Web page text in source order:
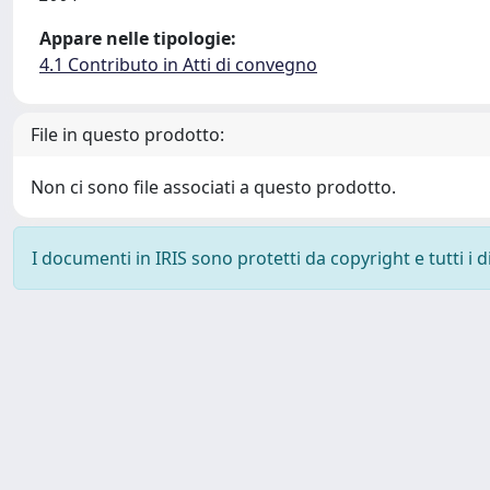
Appare nelle tipologie:
4.1 Contributo in Atti di convegno
File in questo prodotto:
Non ci sono file associati a questo prodotto.
I documenti in IRIS sono protetti da copyright e tutti i